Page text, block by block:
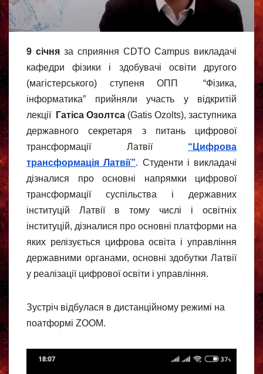
9 січня за сприяння CDTO Campus викладачі
кафедри фізики і здобувачі освіти другого
(магістерського) ступеня ОПП “Фізика,
інформатика” прийняли участь у відкритій
лекції Гатіса Озолтса (Gatis Ozolts), заступника
державного секретаря з питань цифрової
трансформації Латвії “Цифрова
трансформація Латвії”. Студенти і викладачі
дізналися про основні напрямки цифрової
трансформації суспільства і державних
інституцій Латвії в тому числі і освітніх
інституцій, дізналися про основні платформи на
яких релізується цифрова освіта і управління
державними органами, основні здобутки Латвії
у реалізації цифрової освіти і управління.
Зустріч відбулася в дистанційному режимі на
поатформі ZOOM.